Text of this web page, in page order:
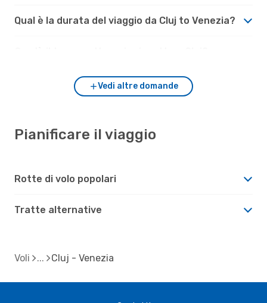
Qual è la durata del viaggio da Cluj to Venezia?
Vedi altre domande
Pianificare il viaggio
Rotte di volo popolari
Tratte alternative
Voli Cluj - Venezia